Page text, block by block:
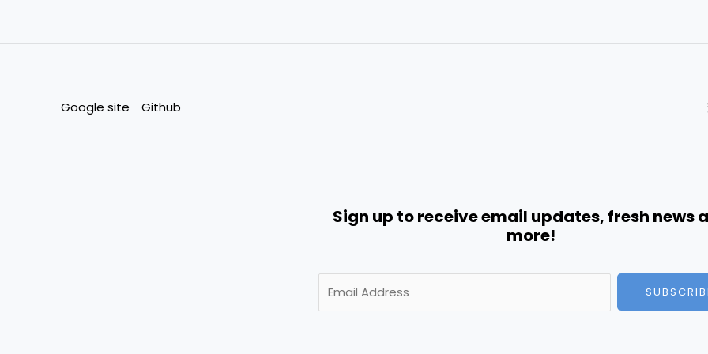
Google site Github
Sign up to receive email updates, fresh news
more!
m